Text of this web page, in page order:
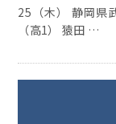
25（木） 静岡県
（高1） 猿田 …